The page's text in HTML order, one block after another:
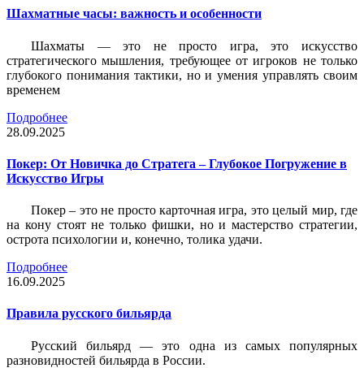
Шахматные часы: важность и особенности
Шахматы — это не просто игра, это искусство
стратегического мышления, требующее от игроков не только
глубокого понимания тактики, но и умения управлять своим
временем
Подробнее
28.09.2025
Покер: От Новичка до Стратега – Глубокое Погружение в
Искусство Игры
Покер – это не просто карточная игра, это целый мир, где
на кону стоят не только фишки, но и мастерство стратегии,
острота психологии и, конечно, толика удачи.
Подробнее
16.09.2025
Правила русского бильярда
Русский бильярд — это одна из самых популярных
разновидностей бильярда в России.